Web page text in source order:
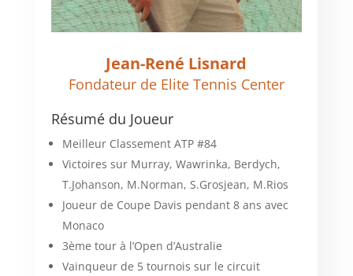
Jean-René Lisnard
Fondateur de Elite Tennis Center
Résumé du Joueur
Meilleur Classement ATP #84
Victoires sur Murray, Wawrinka, Berdych,
T.Johanson, M.Norman, S.Grosjean, M.Rios
Joueur de Coupe Davis pendant 8 ans avec
Monaco
3ème tour à l’Open d’Australie
Vainqueur de 5 tournois sur le circuit